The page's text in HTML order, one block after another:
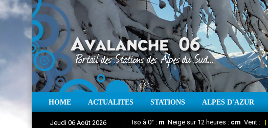
HOME ACTUALITES STATIONS ALPES D'AZUR
Jeudi 06 Août 2026 Iso à 0° : m Neige sur 12 heures : cm Vent : |